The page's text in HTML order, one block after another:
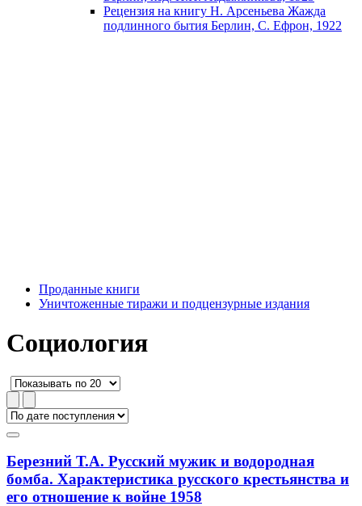
Рецензия на книгу Н. Арсеньева Жажда
подлинного бытия Берлин, С. Ефрон, 1922
Проданные книги
Уничтоженные тиражи и подцензурные издания
Социология
Березний Т.А. Русский мужик и водородная
бомба. Характеристика русского крестьянства и
его отношение к войне 1958